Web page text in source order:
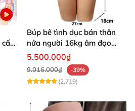
cấp
Búp bê tình dục bán thân
nửa người 16kg âm đạo
silicon khít hồng có khung
5.500.000₫
9.016.000₫
-39%
(2,719)